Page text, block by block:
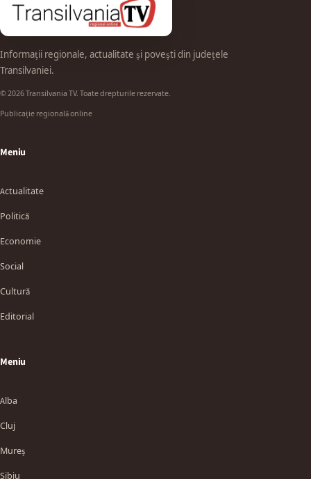
Informații regionale, actualitate și povești din județele
Transilvaniei.
© 2026 Transilvania TV. Toate drepturile rezervate.
Publicație regională online
Meniu
Actualitate
Politică
Economie
Social
Cultură
Editorial
Meniu
Alba
Cluj
Mureș
Sibiu